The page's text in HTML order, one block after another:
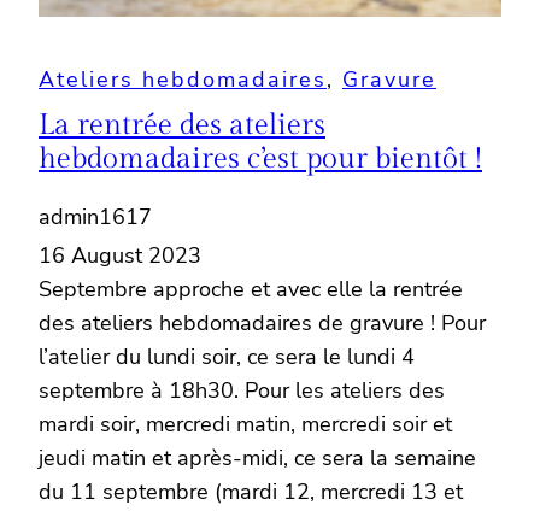
Ateliers hebdomadaires, Gravure
La rentrée des ateliers
hebdomadaires c’est pour bientôt !
admin1617
16 August 2023
Septembre approche et avec elle la rentrée
des ateliers hebdomadaires de gravure ! Pour
l’atelier du lundi soir, ce sera le lundi 4
septembre à 18h30. Pour les ateliers des
mardi soir, mercredi matin, mercredi soir et
jeudi matin et après-midi, ce sera la semaine
du 11 septembre (mardi 12, mercredi 13 et